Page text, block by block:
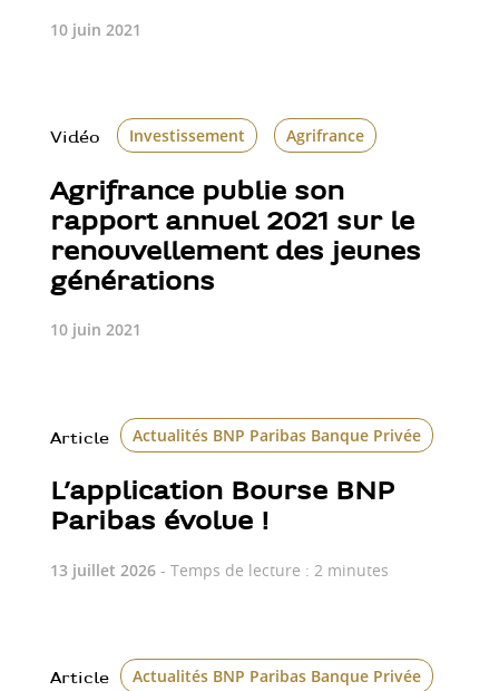
10 juin 2021
Vidéo Investissement Agrifrance
Agrifrance publie son
rapport annuel 2021 sur le
renouvellement des jeunes
générations
10 juin 2021
Article Actualités BNP Paribas Banque Privée
L’application Bourse BNP
Paribas évolue !
13 juillet 2026- Temps de lecture : 2 minutes
Article Actualités BNP Paribas Banque Privée